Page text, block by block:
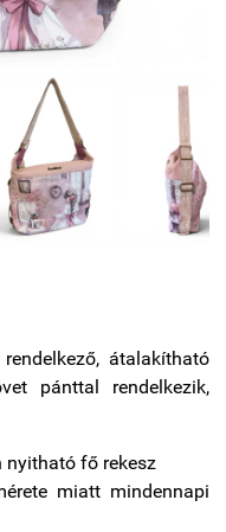
átalakítható
pánttal rendelkezik,
nyitható fő rekesz
miatt mindennapi